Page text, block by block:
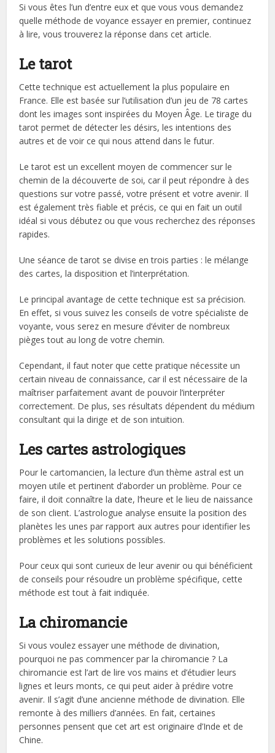
Si vous êtes l’un d’entre eux et que vous vous demandez
quelle méthode de voyance essayer en premier, continuez
à lire, vous trouverez la réponse dans cet article.
Le tarot
Cette technique est actuellement la plus populaire en
France. Elle est basée sur l’utilisation d’un jeu de 78 cartes
dont les images sont inspirées du Moyen Âge. Le tirage du
tarot permet de détecter les désirs, les intentions des
autres et de voir ce qui nous attend dans le futur.
Le tarot est un excellent moyen de commencer sur le
chemin de la découverte de soi, car il peut répondre à des
questions sur votre passé, votre présent et votre avenir. Il
est également très fiable et précis, ce qui en fait un outil
idéal si vous débutez ou que vous recherchez des réponses
rapides.
Une séance de tarot se divise en trois parties : le mélange
des cartes, la disposition et l’interprétation.
Le principal avantage de cette technique est sa précision.
En effet, si vous suivez les conseils de votre spécialiste de
voyante, vous serez en mesure d’éviter de nombreux
pièges tout au long de votre chemin.
Cependant, il faut noter que cette pratique nécessite un
certain niveau de connaissance, car il est nécessaire de la
maîtriser parfaitement avant de pouvoir l’interpréter
correctement. De plus, ses résultats dépendent du médium
consultant qui la dirige et de son intuition.
Les cartes astrologiques
Pour le cartomancien, la lecture d’un thème astral est un
moyen utile et pertinent d’aborder un problème. Pour ce
faire, il doit connaître la date, l’heure et le lieu de naissance
de son client. L’astrologue analyse ensuite la position des
planètes les unes par rapport aux autres pour identifier les
problèmes et les solutions possibles.
Pour ceux qui sont curieux de leur avenir ou qui bénéficient
de conseils pour résoudre un problème spécifique, cette
méthode est tout à fait indiquée.
La chiromancie
Si vous voulez essayer une méthode de divination,
pourquoi ne pas commencer par la chiromancie ? La
chiromancie est l’art de lire vos mains et d’étudier leurs
lignes et leurs monts, ce qui peut aider à prédire votre
avenir. Il s’agit d’une ancienne méthode de divination. Elle
remonte à des milliers d’années. En fait, certaines
personnes pensent que cet art est originaire d’Inde et de
Chine.